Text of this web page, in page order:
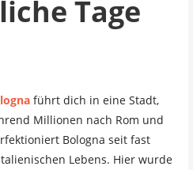
Tage
führt dich in eine Stadt,
Millionen nach Rom und
Bologna seit fast
Lebens. Hier wurde